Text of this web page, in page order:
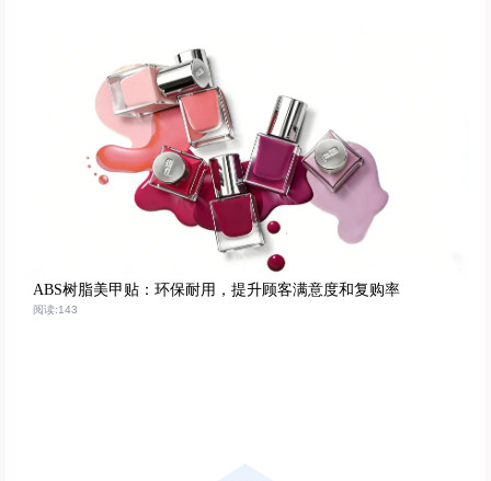
ABS树脂美甲贴：环保耐用，提升顾客满意度和复购率
阅读:143